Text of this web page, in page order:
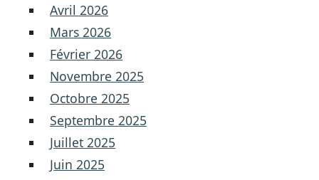
Avril 2026
Mars 2026
Février 2026
Novembre 2025
Octobre 2025
Septembre 2025
Juillet 2025
Juin 2025